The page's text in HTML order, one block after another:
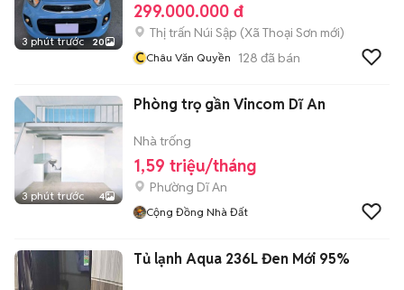
3 phút trước 20
299.000.000 đ
Thị trấn Núi Sập (Xã Thoại Sơn mới)
CChâu Văn Quyền 128 đã bán
3 phút trước 4
Phòng trọ gần Vincom Dĩ An
Nhà trống
1,59 triệu/tháng
Phường Dĩ An
Cộng Đồng Nhà Đất
Tủ lạnh Aqua 236L Đen Mới 95%